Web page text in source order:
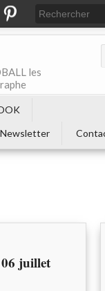
les
Newsletter
juillet